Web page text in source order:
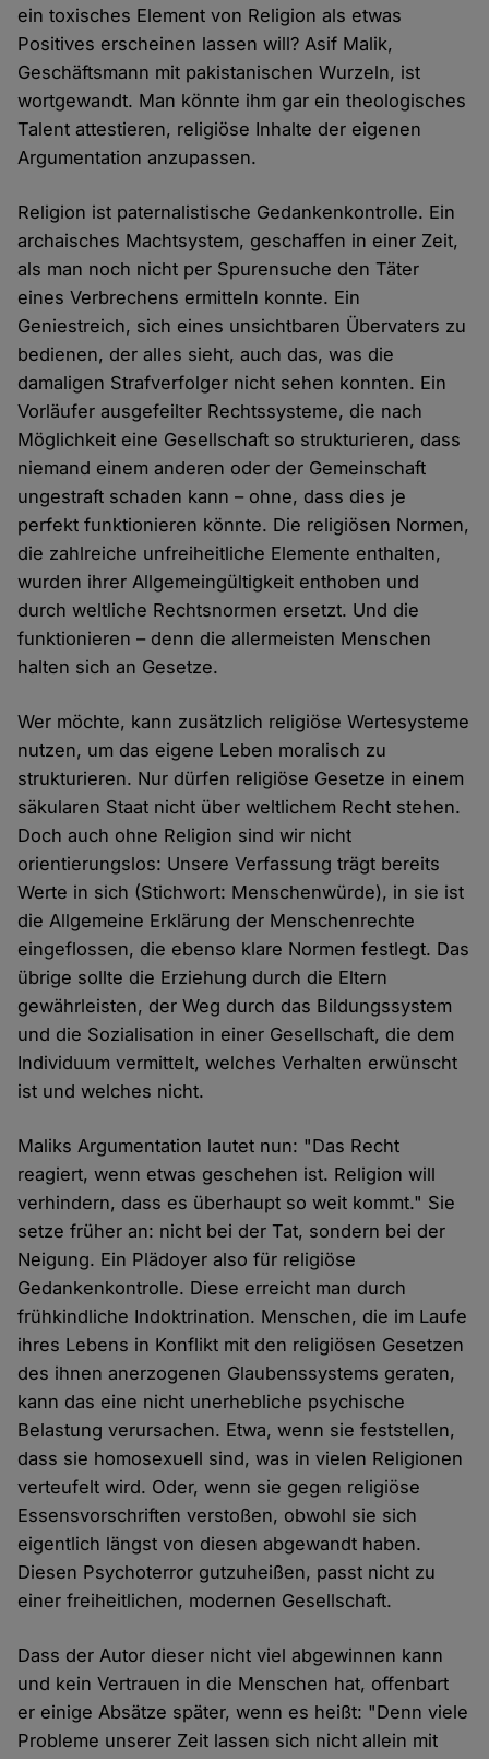
ein toxisches Element von Religion als etwas
Positives erscheinen lassen will? Asif Malik,
Geschäftsmann mit pakistanischen Wurzeln, ist
wortgewandt. Man könnte ihm gar ein theologisches
Talent attestieren, religiöse Inhalte der eigenen
Argumentation anzupassen.
Religion ist paternalistische Gedankenkontrolle. Ein
archaisches Machtsystem, geschaffen in einer Zeit,
als man noch nicht per Spurensuche den Täter
eines Verbrechens ermitteln konnte. Ein
Geniestreich, sich eines unsichtbaren Übervaters zu
bedienen, der alles sieht, auch das, was die
damaligen Strafverfolger nicht sehen konnten. Ein
Vorläufer ausgefeilter Rechtssysteme, die nach
Möglichkeit eine Gesellschaft so strukturieren, dass
niemand einem anderen oder der Gemeinschaft
ungestraft schaden kann – ohne, dass dies je
perfekt funktionieren könnte. Die religiösen Normen,
die zahlreiche unfreiheitliche Elemente enthalten,
wurden ihrer Allgemeingültigkeit enthoben und
durch weltliche Rechtsnormen ersetzt. Und die
funktionieren – denn die allermeisten Menschen
halten sich an Gesetze.
Wer möchte, kann zusätzlich religiöse Wertesysteme
nutzen, um das eigene Leben moralisch zu
strukturieren. Nur dürfen religiöse Gesetze in einem
säkularen Staat nicht über weltlichem Recht stehen.
Doch auch ohne Religion sind wir nicht
orientierungslos: Unsere Verfassung trägt bereits
Werte in sich (Stichwort: Menschenwürde), in sie ist
die Allgemeine Erklärung der Menschenrechte
eingeflossen, die ebenso klare Normen festlegt. Das
übrige sollte die Erziehung durch die Eltern
gewährleisten, der Weg durch das Bildungssystem
und die Sozialisation in einer Gesellschaft, die dem
Individuum vermittelt, welches Verhalten erwünscht
ist und welches nicht.
Maliks Argumentation lautet nun: "Das Recht
reagiert, wenn etwas geschehen ist. Religion will
verhindern, dass es überhaupt so weit kommt." Sie
setze früher an: nicht bei der Tat, sondern bei der
Neigung. Ein Plädoyer also für religiöse
Gedankenkontrolle. Diese erreicht man durch
frühkindliche Indoktrination. Menschen, die im Laufe
ihres Lebens in Konflikt mit den religiösen Gesetzen
des ihnen anerzogenen Glaubenssystems geraten,
kann das eine nicht unerhebliche psychische
Belastung verursachen. Etwa, wenn sie feststellen,
dass sie homosexuell sind, was in vielen Religionen
verteufelt wird. Oder, wenn sie gegen religiöse
Essensvorschriften verstoßen, obwohl sie sich
eigentlich längst von diesen abgewandt haben.
Diesen Psychoterror gutzuheißen, passt nicht zu
einer freiheitlichen, modernen Gesellschaft.
Dass der Autor dieser nicht viel abgewinnen kann
und kein Vertrauen in die Menschen hat, offenbart
er einige Absätze später, wenn es heißt: "Denn viele
Probleme unserer Zeit lassen sich nicht allein mit